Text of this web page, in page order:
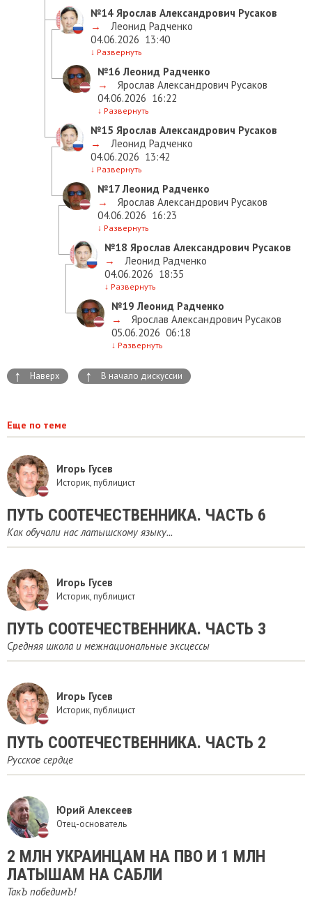
№14 Ярослав Александрович Русаков
→
Леонид Радченко
04.06.2026 13:40
↓ Развернуть
№16 Леонид Радченко
→
Ярослав Александрович Русаков
04.06.2026 16:22
↓ Развернуть
№15 Ярослав Александрович Русаков
→
Леонид Радченко
04.06.2026 13:42
↓ Развернуть
№17Леонид Радченко
→
Ярослав Александрович Русаков
04.06.2026 16:23
↓ Развернуть
№18 Ярослав Александрович Русаков
→
Леонид Радченко
04.06.2026 18:35
↓ Развернуть
№19 Леонид Радченко
→
Ярослав Александрович Русаков
05.06.2026 06:18
↓ Развернуть
↑ Наверх ↑ В начало дискуссии
Еще по теме
Игорь Гусев
Историк, публицист
ПУТЬ СООТЕЧЕСТВЕННИКА. ЧАСТЬ 6
Как обучали нас латышскому языку...
Игорь Гусев
Историк, публицист
ПУТЬ СООТЕЧЕСТВЕННИКА. ЧАСТЬ 3
Средняя школа и межнациональные эксцессы
Игорь Гусев
Историк, публицист
ПУТЬ СООТЕЧЕСТВЕННИКА. ЧАСТЬ 2
Русское сердце
Юрий Алексеев
Отец-основатель
​2 МЛН УКРАИНЦАМ НА ПВО И 1 МЛН
ЛАТЫШАМ НА САБЛИ
ТакЪ победимЪ!